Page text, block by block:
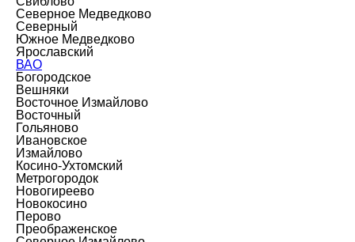
Северное Медведково
Северный
Южное Медведково
Ярославский
ВАО
Богородское
Вешняки
Восточное Измайлово
Восточный
Гольяново
Ивановское
Измайлово
Косино-Ухтомский
Метрогородок
Новогиреево
Новокосино
Перово
Преображенское